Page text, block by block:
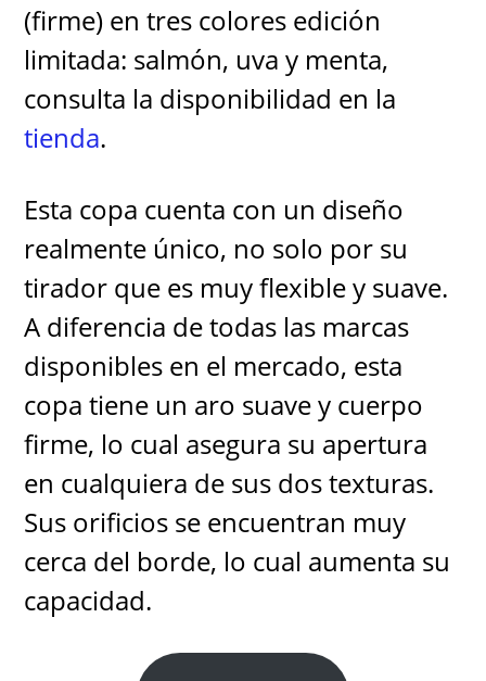
(firme) en tres colores edición
limitada: salmón, uva y menta,
consulta la disponibilidad en la
tienda.
Esta copa cuenta con un diseño
realmente único, no solo por su
tirador que es muy flexible y suave.
A diferencia de todas las marcas
disponibles en el mercado, esta
copa tiene un aro suave y cuerpo
firme, lo cual asegura su apertura
en cualquiera de sus dos texturas.
Sus orificios se encuentran muy
cerca del borde, lo cual aumenta su
capacidad.